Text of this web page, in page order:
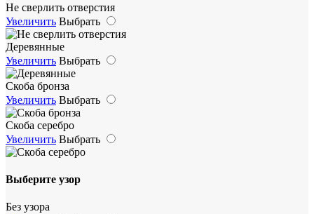
Не сверлить отверстия
Увеличить Выбрать
Деревянные
Увеличить Выбрать
Скоба бронза
Увеличить Выбрать
Скоба серебро
Увеличить Выбрать
Выберите узор
Без узора